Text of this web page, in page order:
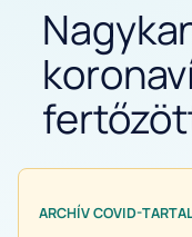
ARCHÍV COVID-